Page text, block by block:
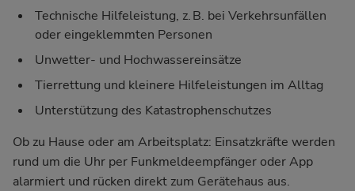
Technische Hilfeleistung, z. B. bei Verkehrsunfällen
oder eingeklemmten Personen
Unwetter- und Hochwassereinsätze
Tierrettung und kleinere Hilfeleistungen im Alltag
Unterstützung des Katastrophenschutzes
Ob zu Hause oder am Arbeitsplatz: Einsatzkräfte werden
rund um die Uhr per Funkmeldeempfänger oder App
alarmiert und rücken direkt zum Gerätehaus aus.